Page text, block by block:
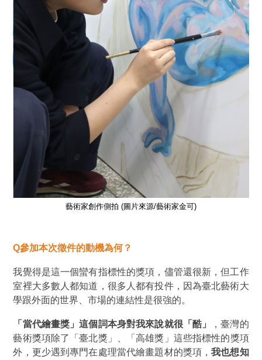
藝術家創作側拍 (圖片來源/藝術家金可)
Q參加本次徵件的動機為何？
我覺得是這一個蠻有指標性的獎項，儘管還很新，但工作
室裡大多數人都知道，很多人都有投件，因為臺北藝術大
學跟外面的世界、市場的連結性是很強的。
「當代繪畫獎」這個詞本身對我來說就很「 酷 」
，臺灣的
藝術獎項除了
「臺北獎」 「高雄獎 」 這些指標性的獎項
外，更少遇到專門在處理當代繪畫題材的獎項，我也想知